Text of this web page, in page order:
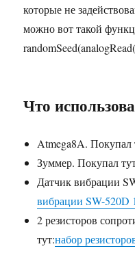
которые не
можно вот такой
Что
Atmega8A. Покупал
Зуммер. Покупал
Датчик вибрации
вибрации SW-520D
2 резисторов
тут:набор